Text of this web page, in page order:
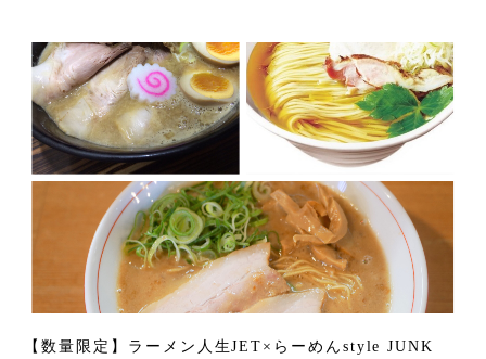
【数量限定】ラーメン人生JET×らーめんstyle JUNK